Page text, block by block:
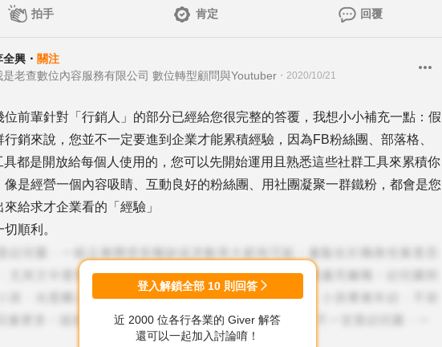
拍手 肯定 回覆
全興 ・ 關注
是老查數位內容服務有限公司 數位轉型顧問與Youtuber ・ 2020/10/21
位前輩針對「行銷人」的部分已經給您很完整的答覆，我想小小補充一點：假
行銷來說，您並不一定要進到企業才能累積經驗，因為FB粉絲團、部落格、
具都是開放給每個人使用的，您可以先開始運用且熟悉這些社群工具來累積你
像是經營一個內容吸睛、互動良好的粉絲團、用社團凝聚一群鐵粉，都會是您
給求才企業看的「經驗」
順利。
登入解鎖全部 10 則回答
近 2000 位各行各業的 Giver 解答
還可以一起加入討論唷！